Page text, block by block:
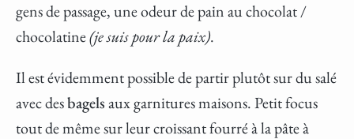
gens de passage, une odeur de pain au chocolat /
chocolatine(je suis pour la paix).
Il est évidemment possible de partir plutôt sur du salé
avec desbagelsaux garnitures maisons. Petit focus
tout de même sur leur croissant fourré à la pâte à